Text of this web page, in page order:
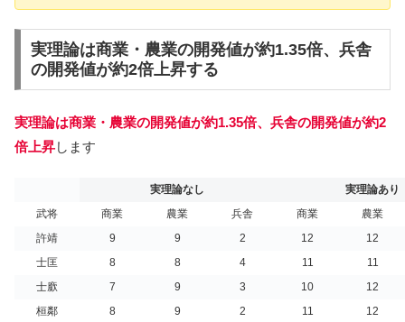
実理論は商業・農業の開発値が約1.35倍、兵舎
の開発値が約2倍上昇する
実理論は商業・農業の開発値が約1.35倍、兵舎の開発値が約2
倍上昇します
実理論なし
実理論あり
武将
商業 農業 兵舎 商業
農業
許靖
9 9 2 12
12
士匡
8 8 4 11
11
士廞
7 9 3 10
12
桓鄰
8 9 2 11 12